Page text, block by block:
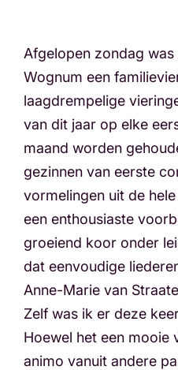
Afgelopen zondag
Wognum een
laagdrempelige
van dit jaar op elke
maand worden
gezinnen van eerste
vormelingen uit de
een enthousiaste
groeiend koor onder
dat eenvoudige
Anne-Marie van
Zelf was ik er deze
Hoewel het een mooie
animo vanuit andere